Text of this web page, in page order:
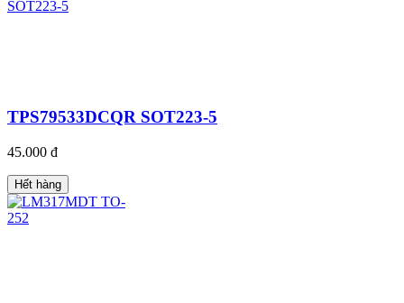
TPS79533DCQR SOT223-5
45.000 đ
Hết hàng